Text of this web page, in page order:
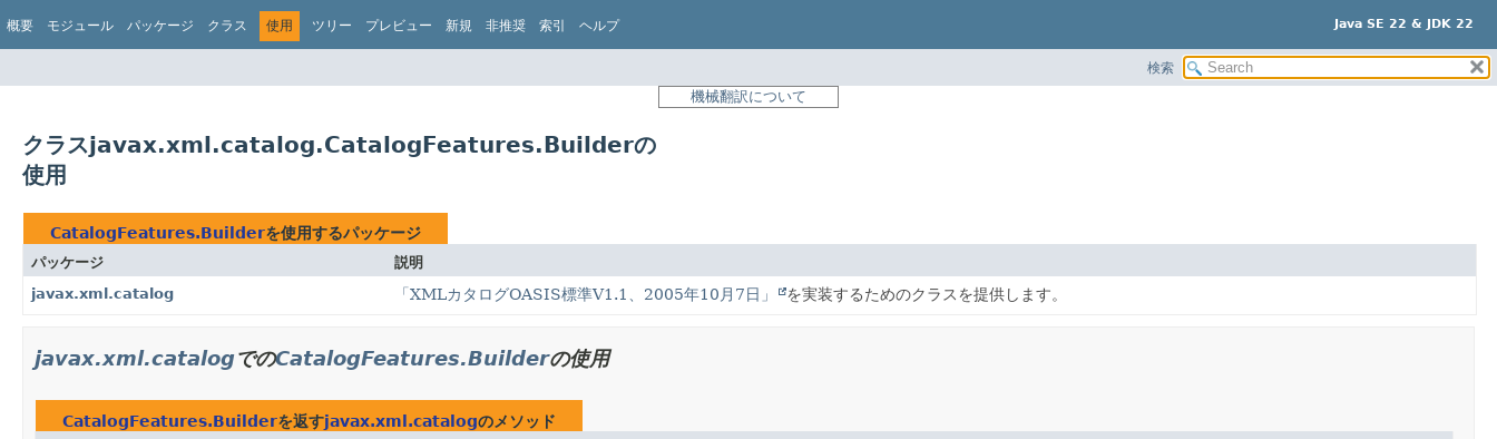
Java SE 22 & JDK 22
概要 モジュール パッケージ クラス 使用 ツリー プレビュー 新規 非推奨 索引 ヘルプ
検索
機械翻訳について
クラスjavax.xml.catalog.CatalogFeatures.Builderの
使用
CatalogFeatures.Builderを使用するパッケージ
パッケージ
説明
javax.xml.catalog
「XMLカタログOASIS標準V1.1、2005年10月7日」 を実装するためのクラスを提供します。
javax.xml.catalogでのCatalogFeatures.Builderの使用
CatalogFeatures.Builderを返すjavax.xml.catalogのメソッド